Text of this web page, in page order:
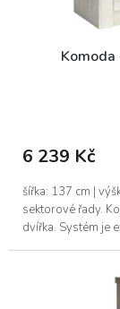
6 239 Kč
šířka: 137 cm |
sektorové řady.
dvířka. Systém je